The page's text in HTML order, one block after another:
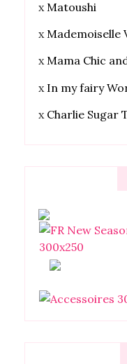
x Matoushi
x Mademoiselle
xMama Chic
x In my fairy
x Charlie Sugar